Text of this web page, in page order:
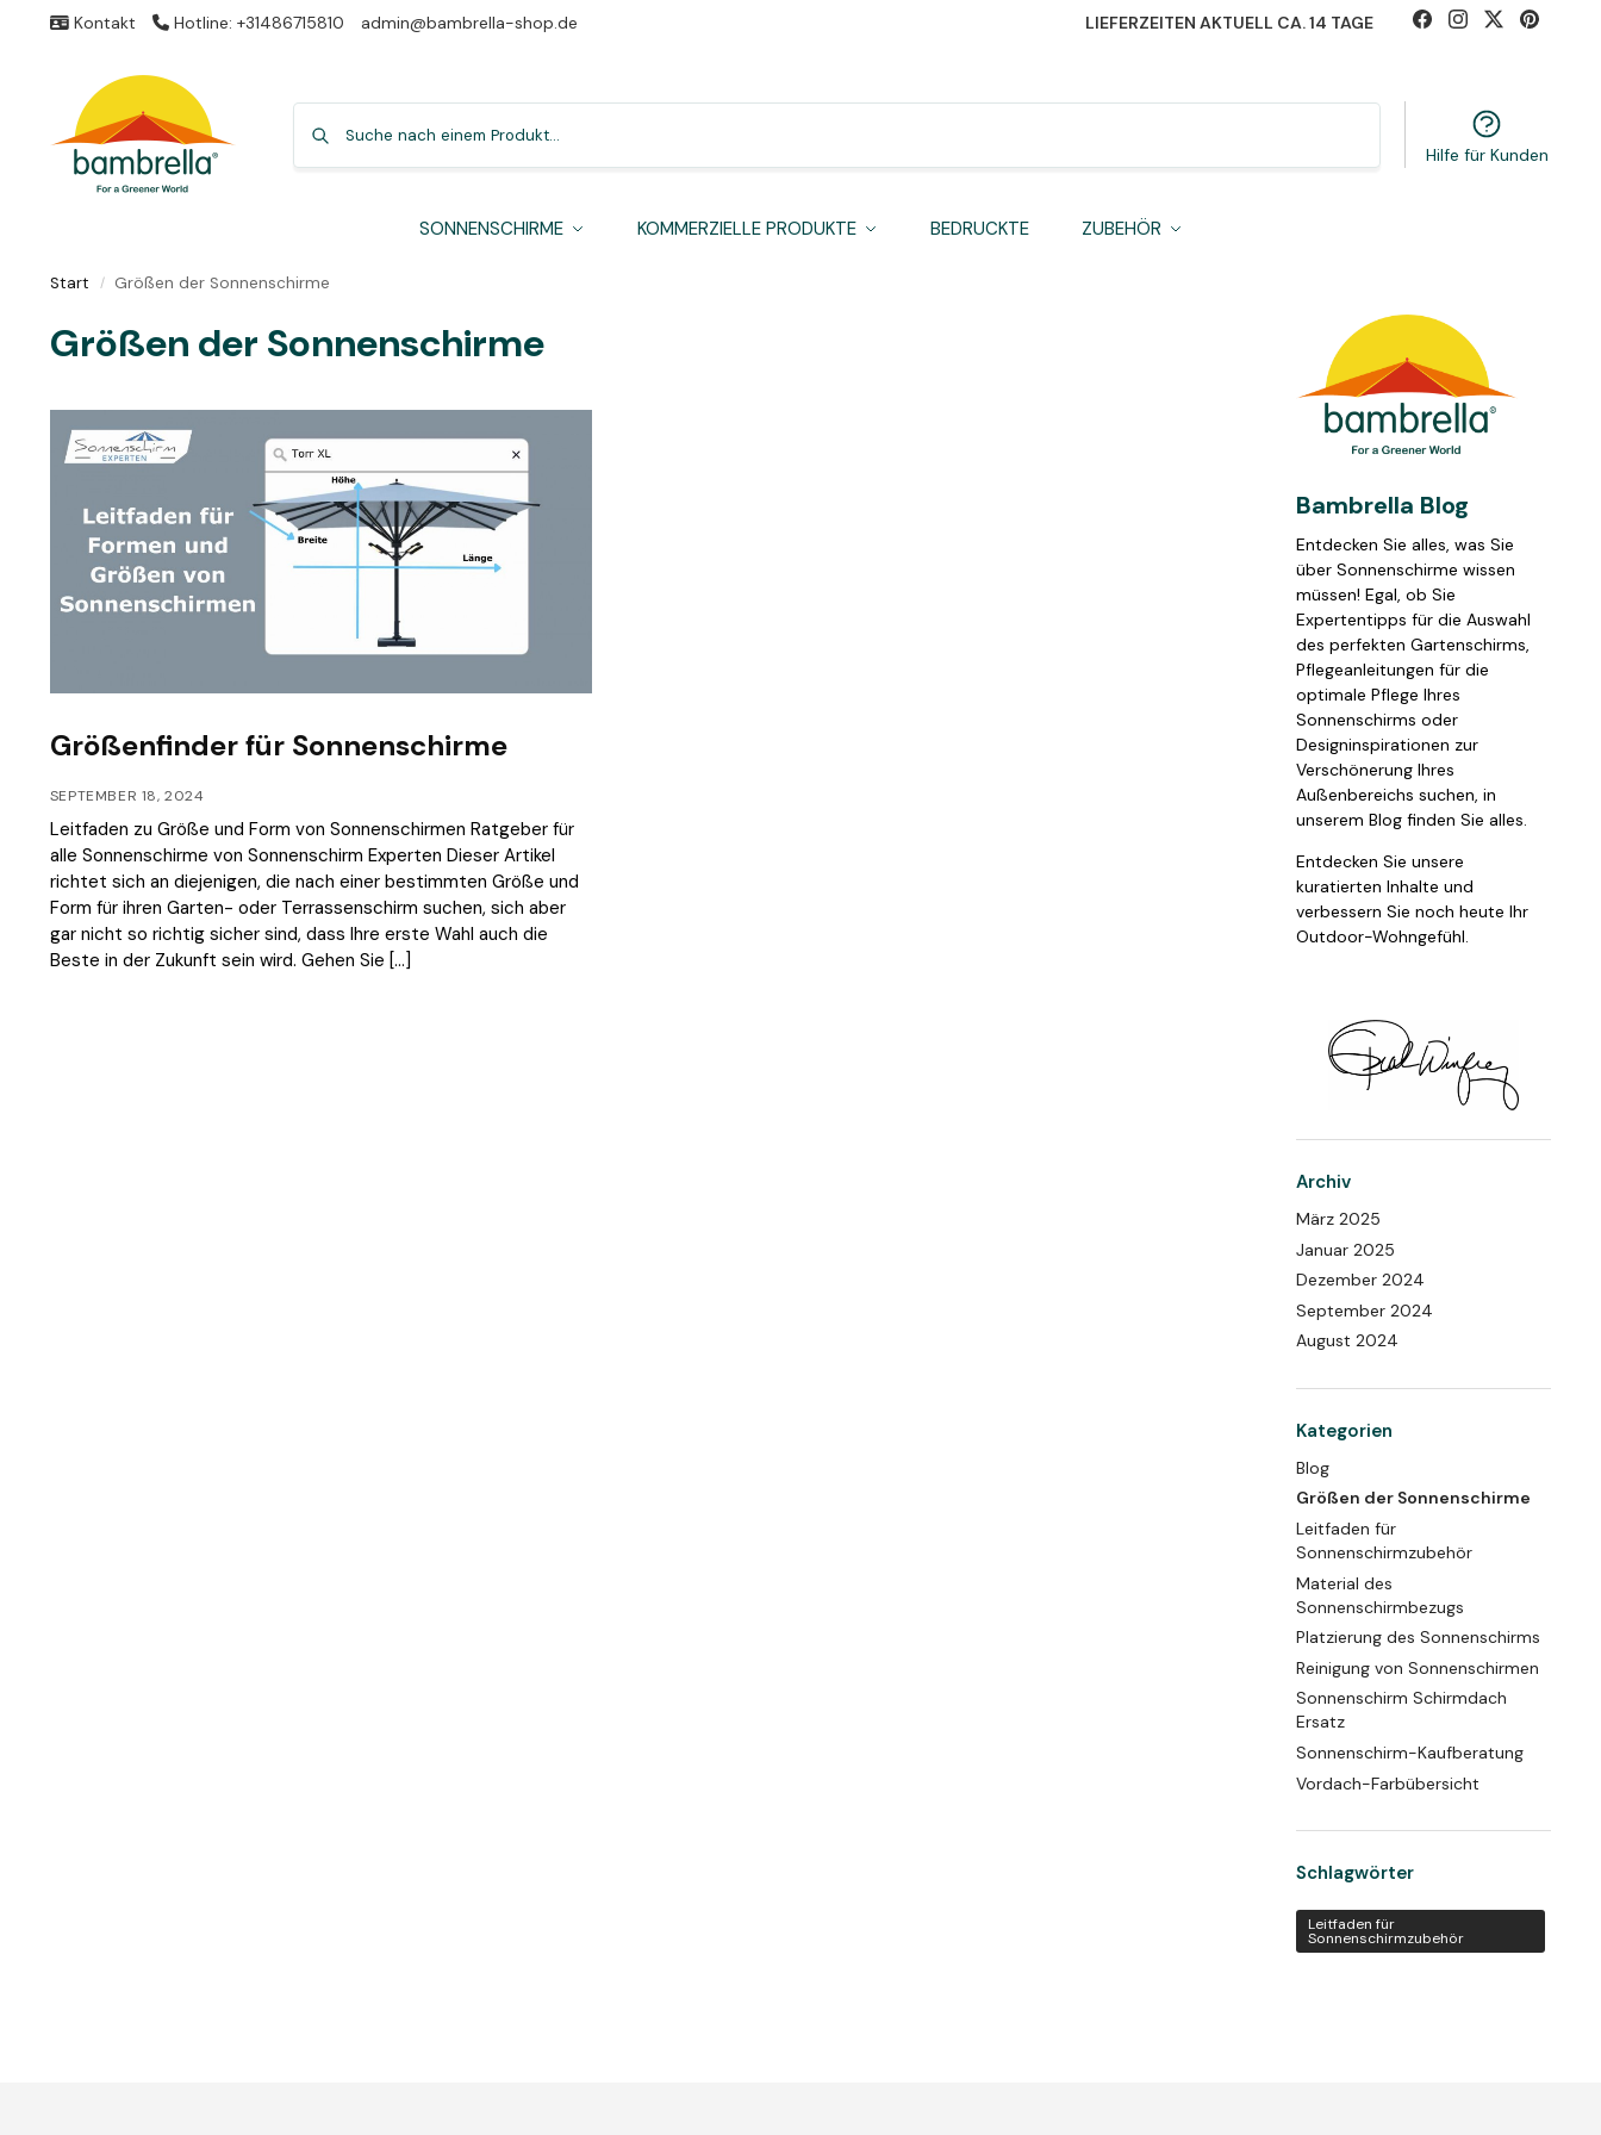
Kontakt Hotline: +31486715810 admin@bambrella-shop.de LIEFERZEITEN AKTUELL CA. 14 TAGE
Hilfe für Kunden
SONNENSCHIRME KOMMERZIELLE PRODUKTE BEDRUCKTE ZUBEHÖR
Start / Größen der Sonnenschirme
Größen der Sonnenschirme
Größenfinder für Sonnenschirme
SEPTEMBER 18, 2024
Leitfaden zu Größe und Form von Sonnenschirmen Ratgeber für
alle Sonnenschirme von Sonnenschirm Experten Dieser Artikel
richtet sich an diejenigen, die nach einer bestimmten Größe und
Form für ihren Garten- oder Terrassenschirm suchen, sich aber
gar nicht so richtig sicher sind, dass Ihre erste Wahl auch die
Beste in der Zukunft sein wird. Gehen Sie […]
Bambrella Blog
Entdecken Sie alles, was Sie
über Sonnenschirme wissen
müssen! Egal, ob Sie
Expertentipps für die Auswahl
des perfekten Gartenschirms,
Pflegeanleitungen für die
optimale Pflege Ihres
Sonnenschirms oder
Designinspirationen zur
Verschönerung Ihres
Außenbereichs suchen, in
unserem Blog finden Sie alles.
Entdecken Sie unsere
kuratierten Inhalte und
verbessern Sie noch heute Ihr
Outdoor-Wohngefühl.
Archiv
März 2025
Januar 2025
Dezember 2024
September 2024
August 2024
Kategorien
Blog
Größen der Sonnenschirme
Leitfaden für
Sonnenschirmzubehör
Material des
Sonnenschirmbezugs
Platzierung des Sonnenschirms
Reinigung von Sonnenschirmen
Sonnenschirm Schirmdach
Ersatz
Sonnenschirm-Kaufberatung
Vordach-Farbübersicht
Schlagwörter
Leitfaden für
Sonnenschirmzubehör